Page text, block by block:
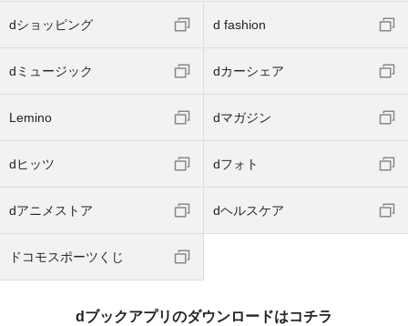
dショッピング d fashion
dミュージック dカーシェア
Lemino dマガジン
dヒッツ dフォト
dアニメストア dヘルスケア
ドコモスポーツくじ
dブックアプリのダウンロードはコチラ